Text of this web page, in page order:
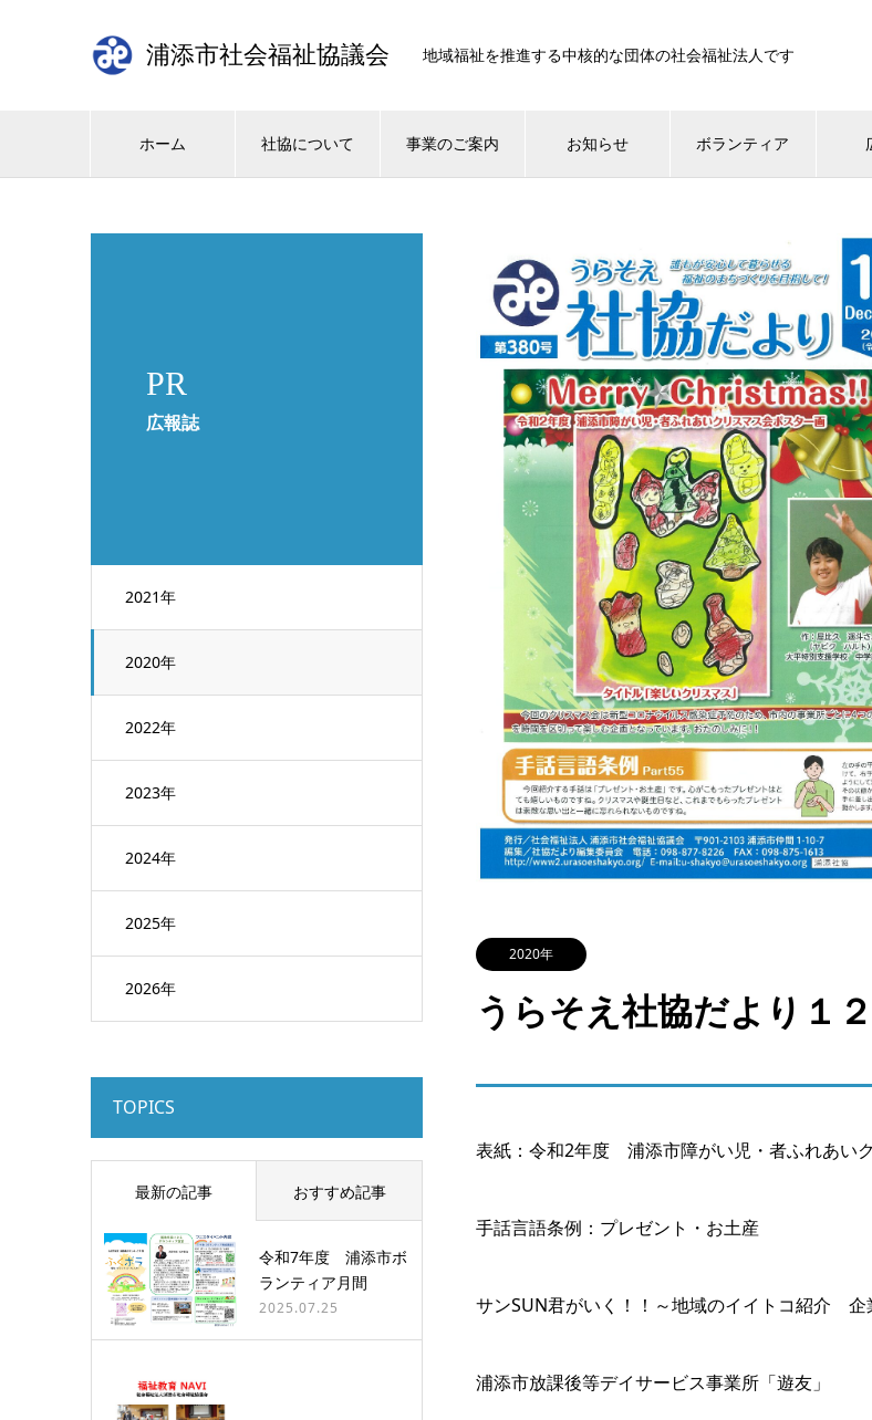
浦添市社会福祉協議会 地域福祉を推進する中核的な団体の社会福祉法人です
ホーム 社協について 事業のご案内 お知らせ ボランティア
PR
広報誌
2021年
2020年
2022年
2023年
2024年
2025年
2026年
2020年
うらそえ社協だより１
表紙：令和2年度 浦添市障がい児・者ふれあい
手話言語条例：プレゼント・お土産
サンSUN君がいく！！～地域のイイトコ紹介 企
浦添市放課後等デイサービス事業所「遊友」
TOPICS
最新の記事 おすすめ記事
令和7年度 浦添市ボ
ランティア月間
2025.07.25